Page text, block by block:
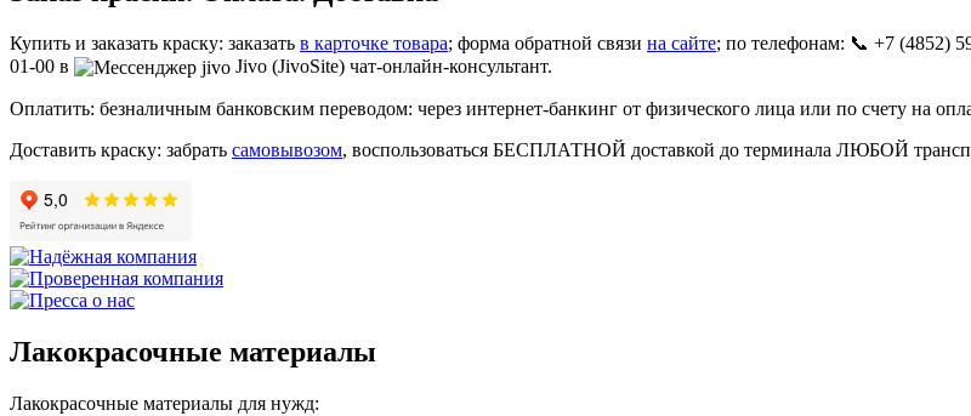
Купить и заказать краску: заказать в карточке товара; форма обратной связи на сайте; по телефонам: 📞 +7 (4852)
01-00 в
Jivo (JivoSite) чат-онлайн-консультант.
Оплатить: безналичным банковским переводом: через интернет-банкинг от физического лица или по счету на
Доставить краску: забрать самовывозом, воспользоваться БЕСПЛАТНОЙ доставкой до терминала ЛЮБОЙ
Лакокрасочные материалы
Лакокрасочные материалы для нужд: